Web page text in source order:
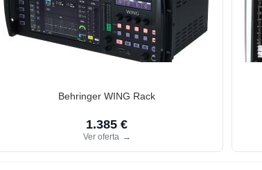
Behringer WING Rack
1.385 €
Ver oferta →